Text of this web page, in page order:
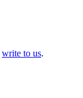
write to us.